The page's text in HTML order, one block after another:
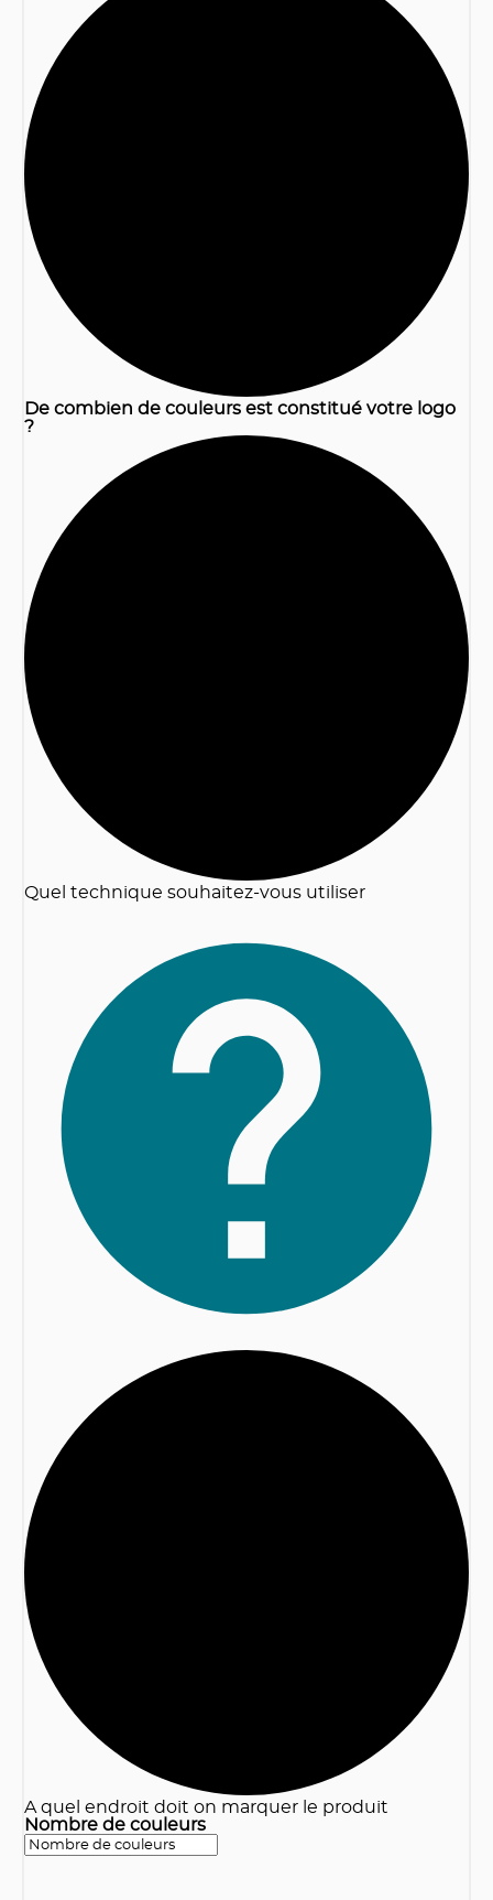
De combien de couleurs est constitué votre logo
?
Quel technique souhaitez-vous utiliser
A quel endroit doit on marquer le produit
Nombre de couleurs